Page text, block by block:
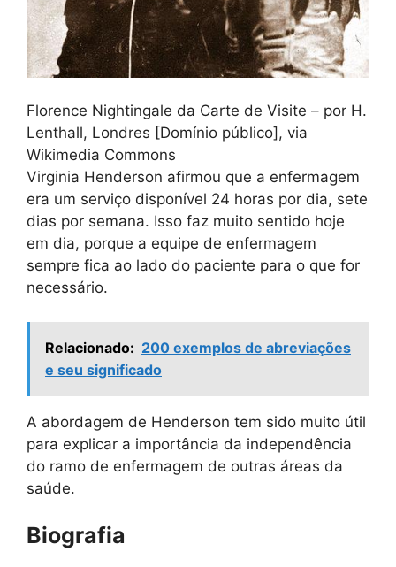
Florence Nightingale da Carte de Visite – por H.
Lenthall, Londres [Domínio público], via
Wikimedia Commons
Virginia Henderson afirmou que a enfermagem
era um serviço disponível 24 horas por dia, sete
dias por semana. Isso faz muito sentido hoje
em dia, porque a equipe de enfermagem
sempre fica ao lado do paciente para o que for
necessário.
Relacionado: 200 exemplos de abreviações
e seu significado
A abordagem de Henderson tem sido muito útil
para explicar a importância da independência
do ramo de enfermagem de outras áreas da
saúde.
Biografia